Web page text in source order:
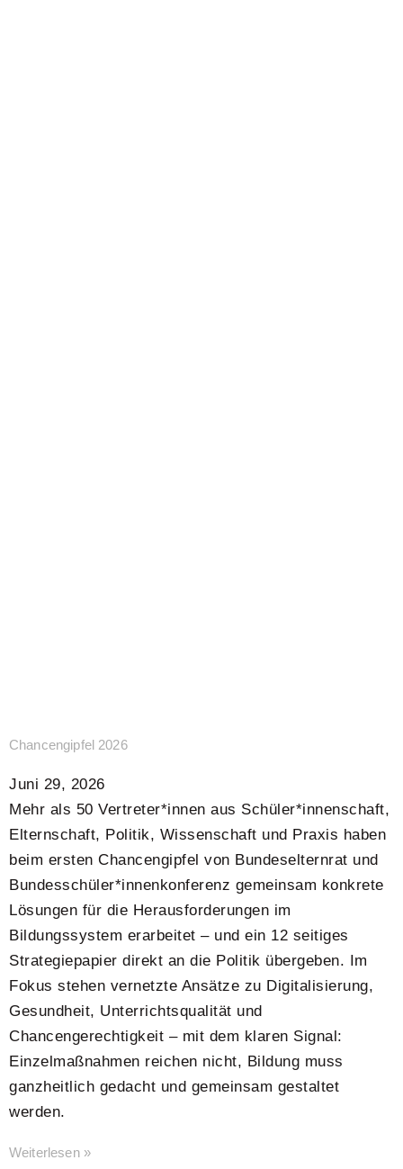
Chancengipfel 2026
Juni 29, 2026
Mehr als 50 Vertreter*innen aus Schüler*innenschaft,
Elternschaft, Politik, Wissenschaft und Praxis haben
beim ersten Chancengipfel von Bundeselternrat und
Bundesschüler*innenkonferenz gemeinsam konkrete
Lösungen für die Herausforderungen im
Bildungssystem erarbeitet – und ein 12 seitiges
Strategiepapier direkt an die Politik übergeben. Im
Fokus stehen vernetzte Ansätze zu Digitalisierung,
Gesundheit, Unterrichtsqualität und
Chancengerechtigkeit – mit dem klaren Signal:
Einzelmaßnahmen reichen nicht, Bildung muss
ganzheitlich gedacht und gemeinsam gestaltet
werden.
Weiterlesen »